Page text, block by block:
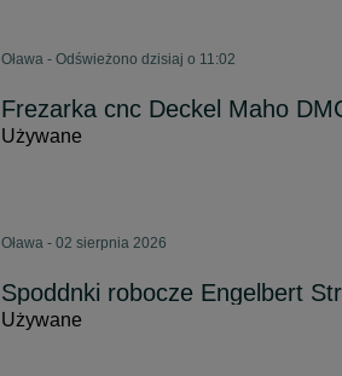
Oława - Odświeżono dzisiaj o 11:02
Frezarka cnc Deckel Maho
Używane
Oława - 02 sierpnia 2026
Spoddnki robocze Engelbert
Używane